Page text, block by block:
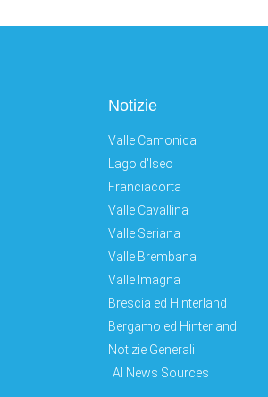
Notizie
Valle Camonica
Lago d'Iseo
Franciacorta
Valle Cavallina
Valle Seriana
Valle Brembana
Valle Imagna
Brescia ed Hinterland
Bergamo ed Hinterland
Notizie Generali
AI News Sources